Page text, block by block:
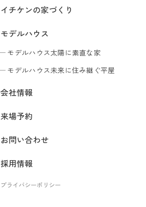
イチケンの家づくり
モデルハウス
モデルハウス太陽に素直な家
モデルハウス未来に住み継ぐ平屋
会社情報
来場予約
お問い合わせ
採用情報
プライバシーポリシー